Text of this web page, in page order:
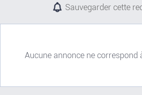
Sauvegarder cette
Aucune annonce ne correspond